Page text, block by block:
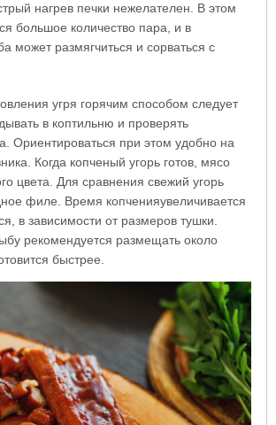
нагрев печки нежелателен. В этом
большое количество пара, и в
может размягчиться и сорваться с
угря горячим способом следует
в коптильню и проверять
Ориентироваться при этом удобно на
Когда копченый угорь готов, мясо
цвета. Для сравнения свежий угорь
филе. Время копченияувеличивается
в зависимости от размеров тушки.
рекомендуется размещать около
быстрее.